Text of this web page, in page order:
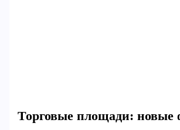
Торговые площади: новые